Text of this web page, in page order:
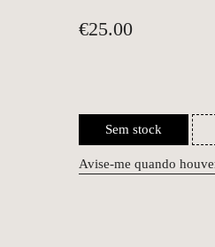
€25.00
Sem stock
Avise-me quando